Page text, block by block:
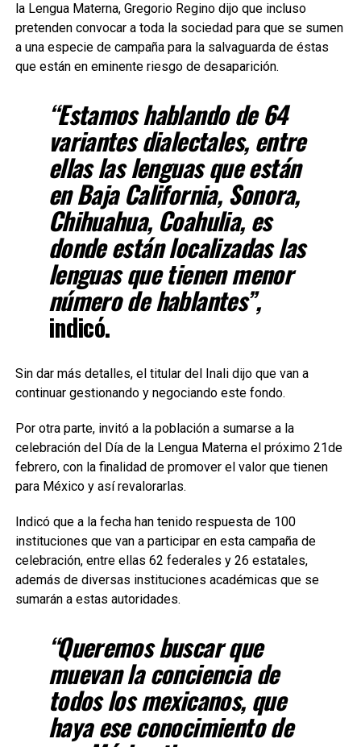
la Lengua Materna, Gregorio Regino dijo que incluso
pretenden convocar a toda la sociedad para que se sumen
a una especie de campaña para la salvaguarda de éstas
que están en eminente riesgo de desaparición.
“Estamos hablando de 64
variantes dialectales, entre
ellas las lenguas que están
en Baja California, Sonora,
Chihuahua, Coahulia, es
donde están localizadas las
lenguas que tienen menor
número de hablantes”,
indicó.
Sin dar más detalles, el titular del Inali dijo que van a
continuar gestionando y negociando este fondo.
Por otra parte, invitó a la población a sumarse a la
celebración del Día de la Lengua Materna el próximo 21de
febrero, con la finalidad de promover el valor que tienen
para México y así revalorarlas.
Indicó que a la fecha han tenido respuesta de 100
instituciones que van a participar en esta campaña de
celebración, entre ellas 62 federales y 26 estatales,
además de diversas instituciones académicas que se
sumarán a estas autoridades.
“Queremos buscar que
muevan la conciencia de
todos los mexicanos, que
haya ese conocimiento de